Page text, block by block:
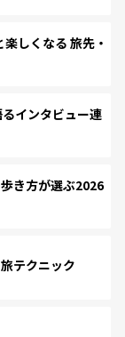
しくなる 旅先・
インタビュー連
き方が選ぶ2026
テクニック